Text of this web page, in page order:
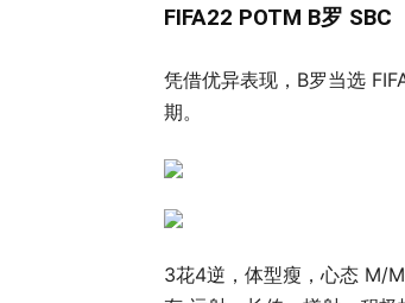
FIFA22 POTM B罗 SBC
凭借优异表现，B罗当选
期。
3花4逆，体型瘦，心态 M/M